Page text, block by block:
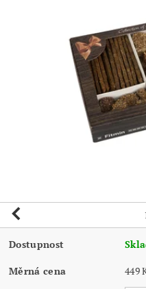
Dostupnost
Měrná cena 449